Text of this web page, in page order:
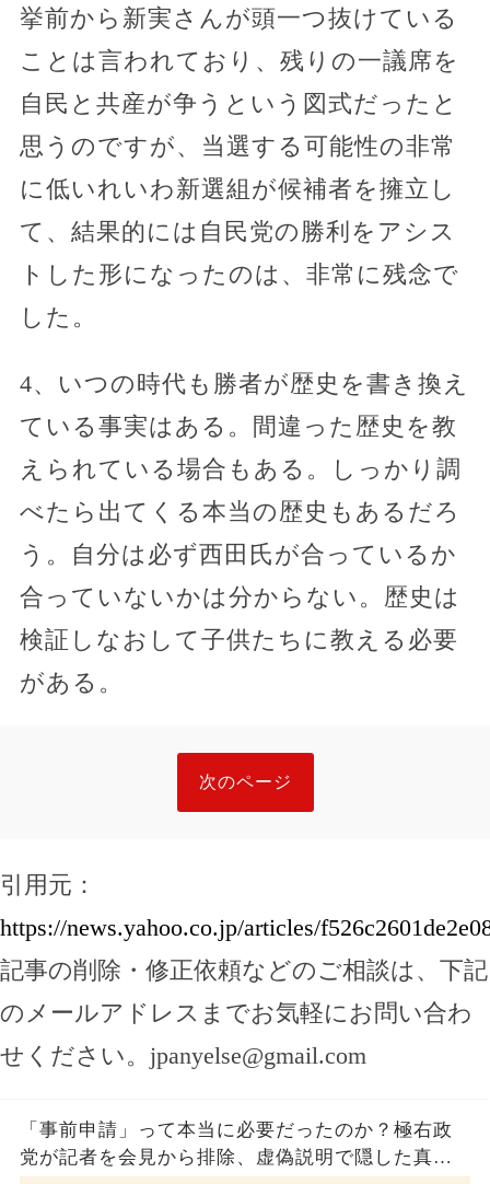
挙前から新実さんが頭一つ抜けている
ことは言われており、残りの一議席を
自民と共産が争うという図式だったと
思うのですが、当選する可能性の非常
に低いれいわ新選組が候補者を擁立し
て、結果的には自民党の勝利をアシス
トした形になったのは、非常に残念で
した。
4、いつの時代も勝者が歴史を書き換え
ている事実はある。間違った歴史を教
えられている場合もある。しっかり調
べたら出てくる本当の歴史もあるだろ
う。自分は必ず西田氏が合っているか
合っていないかは分からない。歴史は
検証しなおして子供たちに教える必要
がある。
次のページ
引用元：
https://news.yahoo.co.jp/articles/
記事の削除・修正依頼などのご相談は、下記
のメールアドレスまでお気軽にお問い合わ
せください。 jpanyelse@gmail.com
「事前申請」って本当に必要だったのか？極右政
党が記者を会見から排除、虚偽説明で隠した真実